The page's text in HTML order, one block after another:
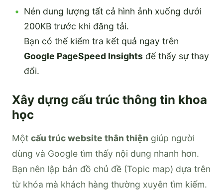
Nén dung lượng tất cả hình ảnh xuống dưới
200KB trước khi đăng tải.
Bạn có thể kiểm tra kết quả ngay trên
Google PageSpeed Insights để thấy sự thay
đổi.
Xây dựng cấu trúc thông tin khoa
học
Một cấu trúc website thân thiện giúp người
dùng và Google tìm thấy nội dung nhanh hơn.
Bạn nên lập bản đồ chủ đề (Topic map) dựa trên
từ khóa mà khách hàng thường xuyên tìm kiếm.